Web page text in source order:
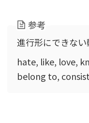
参考
進行形にできな
hate, like, love,
belong to,